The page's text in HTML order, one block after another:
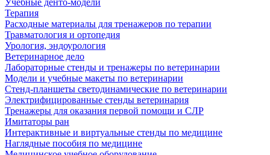
Учебные денто-модели
Терапия
Расходные материалы для тренажеров по терапии
Травматология и ортопедия
Урология, эндоурология
Ветеринарное дело
Лабораторные стенды и тренажеры по ветеринарии
Модели и учебные макеты по ветеринарии
Стенд-планшеты светодинамические по ветеринарии
Электрифицированные стенды ветеринария
Тренажеры для оказания первой помощи и СЛР
Имитаторы ран
Интерактивные и виртуальные стенды по медицине
Наглядные пособия по медицине